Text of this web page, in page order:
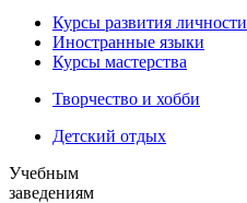
Курсы развития личности
Иностранные языки
Курсы мастерства
Творчество и хобби
Детский отдых
Учебным
заведениям